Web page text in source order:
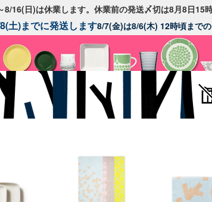
8/16(日)は休業します。休業前の発送〆切は8月8日15時
土)までに発送します8/7(金)は8/6(木) 12時頃まで